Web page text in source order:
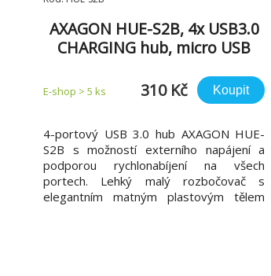
AXAGON HUE-S2B, 4x USB3.0
CHARGING hub, micro USB
E-shop > 5 ks 310 Kč Koupit
4-portový USB 3.0 hub AXAGON HUE-
S2B s možností externího napájení a
podporou rychlonabíjení na všech
portech. Lehký malý rozbočovač s
elegantním matným plastovým tělem